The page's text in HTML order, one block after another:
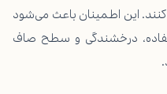
این اطمینان باعث می‌شود
درخشندگی و سطح صاف